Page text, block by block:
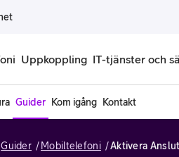
Uppkoppling IT-tjänster och
All
Guider Kom igång Kontakt
Guider Mobiltelefoni Aktivera